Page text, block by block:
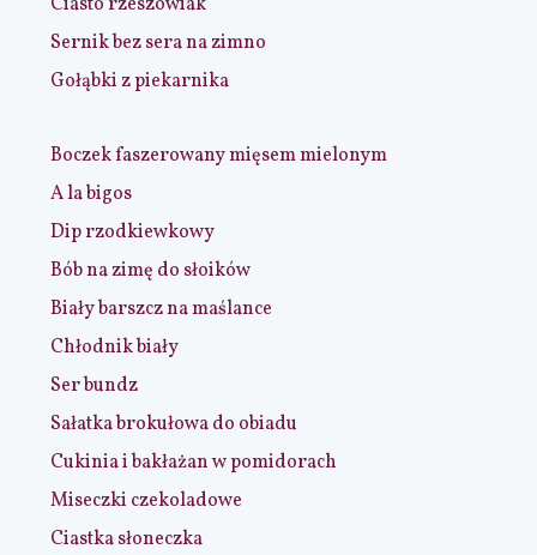
Sernik bez sera na zimno
Gołąbki z piekarnika
Boczek faszerowany mięsem mielonym
A la bigos
Dip rzodkiewkowy
Bób na zimę do słoików
Biały barszcz na maślance
Chłodnik biały
Ser bundz
Sałatka brokułowa do obiadu
Cukinia i bakłażan w pomidorach
Miseczki czekoladowe
Ciastka słoneczka